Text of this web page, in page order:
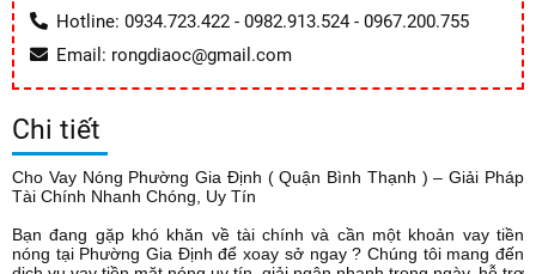
Hotline: 0934.723.422 - 0982.913.524 - 0967.200.755
Email: rongdiaoc@gmail.com
Chi tiết
Cho Vay Nóng Phường Gia Định ( Quận Bình Thạnh ) – Giải Pháp
Tài Chính Nhanh Chóng, Uy Tín
Bạn đang gặp khó khăn về tài chính và cần một khoản vay tiền
nóng tại Phường Gia Định để xoay sở ngay ? Chúng tôi mang đến